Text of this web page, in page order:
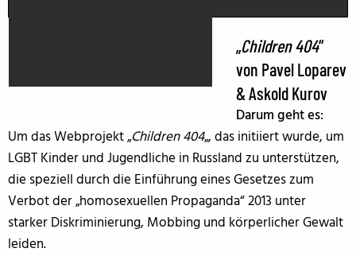
„Children 404“
von Pavel Loparev
& Askold Kurov
Darum geht es:
Um das Webprojekt „Children 404„, das initiiert wurde, um
LGBT Kinder und Jugendliche in Russland zu unterstützen,
die speziell durch die Einführung eines Gesetzes zum
Verbot der „homosexuellen Propaganda“ 2013 unter
starker Diskriminierung, Mobbing und körperlicher Gewalt
leiden.